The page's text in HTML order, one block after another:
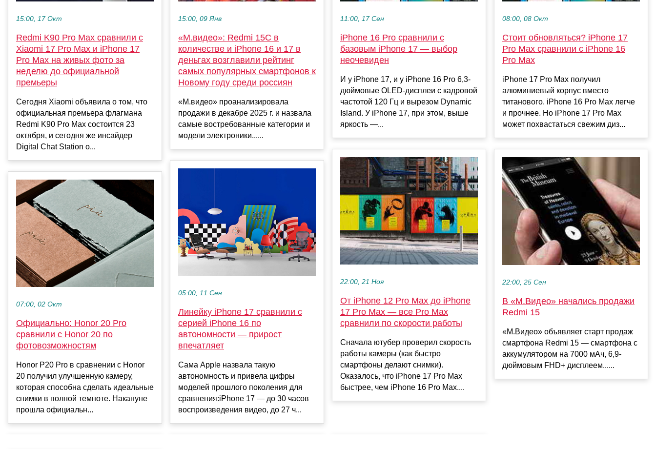
15:00, 17 Окт
Redmi K90 Pro Max сравнили с
Xiaomi 17 Pro Max и iPhone 17
Pro Max на живых фото за
неделю до официальной
премьеры
Сегодня Xiaomi объявила о том, что
официальная премьера флагмана
Redmi K90 Pro Max состоится 23
октября, и сегодня же инсайдер
Digital Chat Station о...
07:00, 02 Окт
Официально: Honor 20 Pro
сравнили с Honor 20 по
фотовозможностям
Honor P20 Pro в сравнении с Honor
20 получил улучшенную камеру,
которая способна сделать идеальные
снимки в полной темноте. Накануне
прошла официальн...
15:00, 09 Янв
«М.видео»: Redmi 15C в
количестве и iPhone 16 и 17 в
деньгах возглавили рейтинг
самых популярных смартфонов к
Новому году среди россиян
«М.видео» проанализировала
продажи в декабре 2025 г. и назвала
самые востребованные категории и
модели электроники......
05:00, 11 Сен
Линейку iPhone 17 сравнили с
серией iPhone 16 по
автономности — прирост
впечатляет
Сама Apple назвала такую
автономность и привела цифры
моделей прошлого поколения для
сравнения:iPhone 17 — до 30 часов
воспроизведения видео, до 27 ч...
11:00, 17 Сен
iPhone 16 Pro сравнили с
базовым iPhone 17 — выбор
неочевиден
И у iPhone 17, и у iPhone 16 Pro 6,3-
дюймовые OLED-дисплеи с кадровой
частотой 120 Гц и вырезом Dynamic
Island. У iPhone 17, при этом, выше
яркость —...
22:00, 21 Ноя
От iPhone 12 Pro Max до iPhone
17 Pro Max — все Pro Max
сравнили по скорости работы
Сначала ютубер проверил скорость
работы камеры (как быстро
смартфоны делают снимки).
Оказалось, что iPhone 17 Pro Max
быстрее, чем iPhone 16 Pro Max....
08:00, 08 Окт
Стоит обновляться? iPhone 17
Pro Max сравнили с iPhone 16
Pro Max
iPhone 17 Pro Max получил
алюминиевый корпус вместо
титанового. iPhone 16 Pro Max легче
и прочнее. Но iPhone 17 Pro Max
может похвастаться свежим диз...
22:00, 25 Сен
В «М.Видео» начались продажи
Redmi 15
«М.Видео» объявляет старт продаж
смартфона Redmi 15 — смартфона с
аккумулятором на 7000 мАч, 6,9-
дюймовым FHD+ дисплеем......